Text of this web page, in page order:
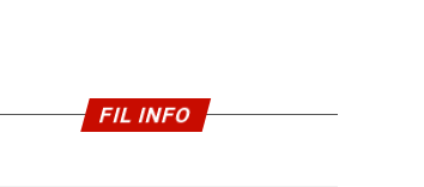
FIL INFO